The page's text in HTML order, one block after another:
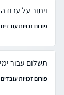
ויתור על
פורום זכויות עובדים
תשלום עבור
פורום זכויות עובדים